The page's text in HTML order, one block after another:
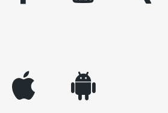
appleinc android